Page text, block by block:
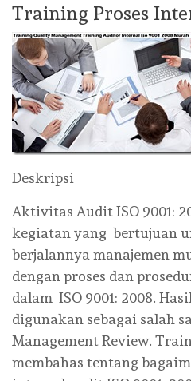
Training Proses
Deskripsi
Aktivitas Audit ISO 9001:
kegiatan yang bertujuan
berjalannya manajemen
dengan proses dan
dalam ISO 9001: 2008.
digunakan sebagai salah
Management Review.
membahas tentang